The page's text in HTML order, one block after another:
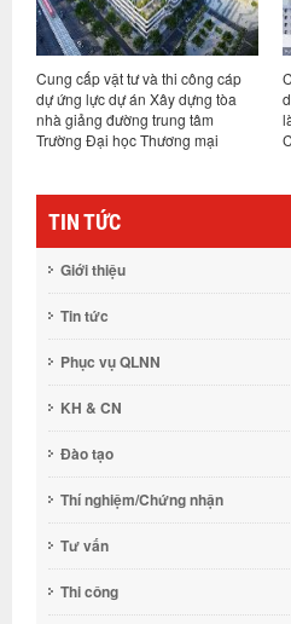
Cung cấp vật tư và thi công cáp
dự ứng lực dự án Xây dựng cơ sở
làm việc và kho hồ sơ PV06 thuộc
Công an thành phố Hà Nội
TIN TỨC
Giới thiệu
Tin tức
Phục vụ QLNN
KH & CN
Đào tạo
Thí nghiệm/Chứng nhận
Tư vấn
Thi công